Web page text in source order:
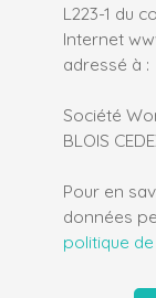
L223-1 du
Internet
adressé à :
Société
BLOIS
Pour en
données
politique